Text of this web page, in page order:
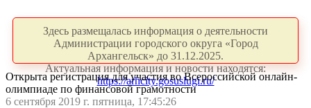
Здесь размещалась информация о деятельности
Администрации городского округа «Город
Архангельск» до 31.12.2025.
Актуальная информация и новости находятся:
https://arhcity.gosuslugi.ru/
Открыта регистрация для участия во Всероссийской онлайн-
олимпиаде по финансовой грамотности
6 сентября 2019 г. пятница, 17:45:26